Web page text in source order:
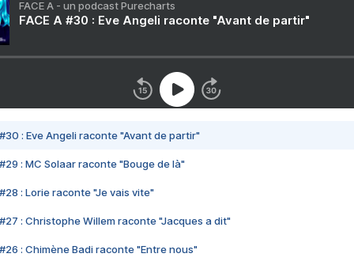
FACE A - un podcast Purecharts
FACE A #30 : Eve Angeli raconte "Avant de partir"
#30 : Eve Angeli raconte "Avant de partir"
#29 : MC Solaar raconte "Bouge de là"
#28 : Lorie raconte "Je vais vite"
#27 : Christophe Willem raconte "Jacques a dit"
#26 : Chimène Badi raconte "Entre nous"